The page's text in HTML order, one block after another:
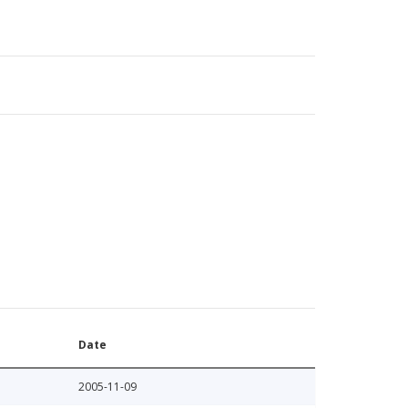
Date
2005-11-09